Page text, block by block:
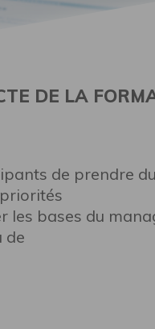
DE LA
de prendre
les bases du
de